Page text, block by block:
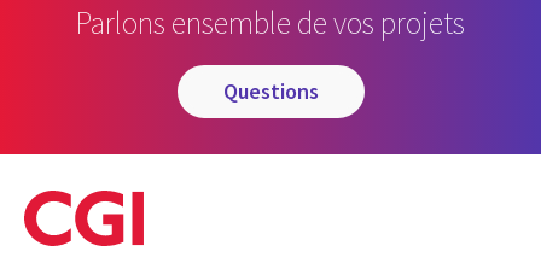
Parlons ensemble de vos projets
questions